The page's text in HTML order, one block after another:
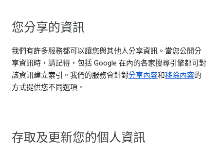
您分享的資訊
我們有許多服務都可以讓您與其他人分享資訊。當您公開分
享資訊時，請記得，包括 Google 在內的各家搜尋引擎都可對
該資訊建立索引。我們的服務會針對分享內容和移除內容的
方式提供您不同選項。
存取及更新您的個人資訊